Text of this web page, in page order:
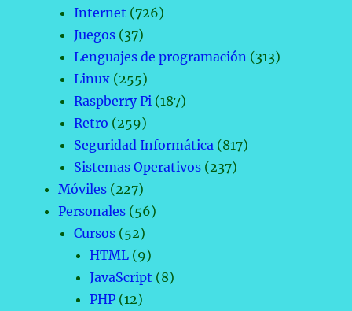
Internet (726)
Juegos (37)
Lenguajes de programación (313)
Linux (255)
Raspberry Pi (187)
Retro (259)
Seguridad Informática (817)
Sistemas Operativos (237)
Móviles (227)
Personales (56)
Cursos (52)
HTML (9)
JavaScript (8)
PHP (12)